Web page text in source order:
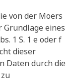
von der Moers
Grundlage eines
1 S. 1 e oder f
dieser
Daten durch die